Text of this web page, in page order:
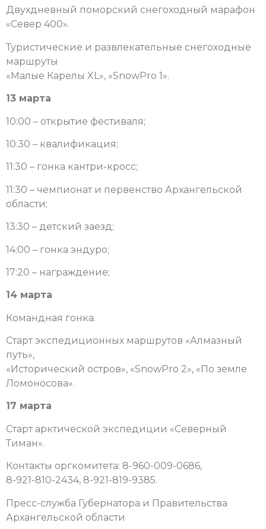
Двухдневный поморский снегоходный марафон
«Север 400».
Туристические и развлекательные снегоходные
маршруты
«Малые Карелы XL», «SnowPro 1».
13 марта
10:00 – открытие фестиваля;
10:30 – квалификация;
11:30 – гонка кантри-кросс;
11:30 – чемпионат и первенство Архангельской
области;
13:30 – детский заезд;
14:00 – гонка эндуро;
17:20 – награждение;
14 марта
Командная гонка.
Старт экспедиционных маршрутов «Алмазный
путь»,
«Исторический остров», «SnowPro 2», «По земле
Ломоносова».
17 марта
Старт арктической экспедиции «Северный
Тиман».
Контакты оргкомитета: 8-960-009-0686,
8-921-810-2434, 8-921-819-9385.
Пресс-служба Губернатора и Правительства
Архангельской области